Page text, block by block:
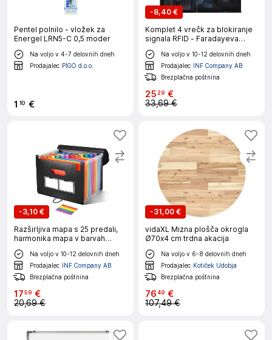
Pentel polnilo - vložek za
Energel LRN5-C 0,5 moder
Na voljo v 4-7 delovnih dneh
Prodajalec PIGO d.o.o.
1 10 €
-8,40 €
Komplet 4 vrečk za blokiranje
signala RFID - Faradayeva
vrečka za ključe, telefone
BlackNa voljo v 10-12 delovnih dneh
Prodajalec INF Company AB
Brezplačna poštnina
25 29 €
33,69 €
-3,10 €
Razširljiva mapa s 25 predali,
harmonika mapa v barvah
mavrice z varno zaponko na
vrvicoNa voljo v 10-12 delovnih dneh
Prodajalec INF Company AB
Brezplačna poštnina
1759 €
20,69 €
-31,00 €
vidaXL Mizna plošča okrogla
Ø70x4 cm trdna akacija
Na voljo v 6-8 delovnih dneh
Prodajalec Kotiček Udobja
Brezplačna poštnina
7649 €
107,49 €